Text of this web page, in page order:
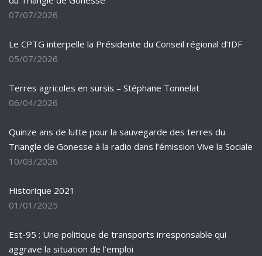
07/07/2026
Le CPTG interpelle la Présidente du Conseil régional d’IDF
05/07/2026
Terres agricoles en sursis – Stéphane Tonnelat
06/04/2026
Quinze ans de lutte pour la sauvegarde des terres du
Triangle de Gonesse à la radio dans l’émission Vive la Sociale
10/03/2026
Historique 2021
01/01/2025
Est-95 : Une politique de transports irresponsable qui
aggrave la situation de l’emploi